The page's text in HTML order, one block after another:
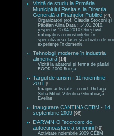
Vizită de studiu la Primăria
Municipiului Reșița și la Direcția
Generală a Finanțelor Publice [44]
Organizatori prof. Claudia Stoiconi și
Păpălan Alina Data : 14.01.2010,
respectiv 15.04.2010 Obiectivul :
îmbogățirea cunoștiințelor în
specializarea clasei și achiziția de noi
experiențe în domeniu
Tehnologii moderne în industria
alimentară [14]
Vizită la abatorul și ferma de păsări
FOOD 2000 Bocșa
Targul de turism - 11 noiembrie
2011 [9]
Imagini activitate - coord. Didraga
Sofia,Mihuț Valentina,Ghimboașă
Eveline
Inaugurare CANTINA CEBM - 14
septembrie 2009 [96]
DARWIN-O încercare de
autocunoaștere a omenirii [49]
Activitate noiembrie 2009 CEBM